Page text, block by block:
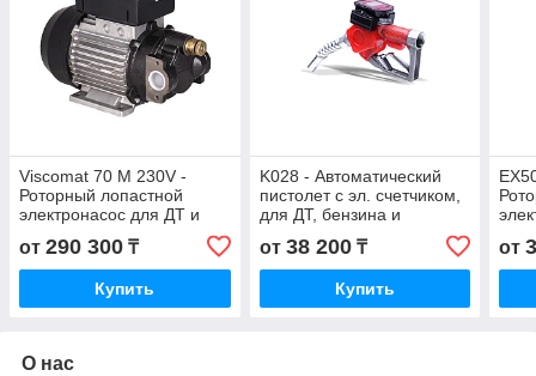
Viscomat 70 M 230V -
Роторный лопастной
электронасос для ДТ и
масла до 500 сСт, 25 л/
мин, PIUSI
от 290 300 ₸
Купить
K028 - Автоматический
пистолет с эл. счетчиком,
для ДТ, бензина и
керосина, 3/4" BSP, 60 л/
мин
от 38 200₸
Купить
от
О нас